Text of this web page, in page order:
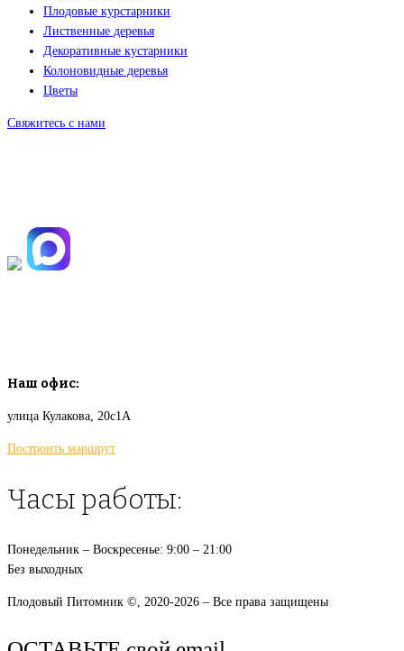
Плодовые курстарники
Лиственные деревья
Декоративные кустарники
Колоновидные деревья
Цветы
Свяжитесь с нами
Наш офис:
улица Кулакова, 20с1А
Построить маршрут
Часы работы:
Понедельник – Воскресенье: 9:00 – 21:00
Без выходных
Плодовый Питомник ©, 2020-2026 – Все права защищены